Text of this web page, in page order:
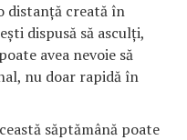
distanță creată în
dispusă să asculți,
avea nevoie să
nu doar rapidă în
săptămână poate